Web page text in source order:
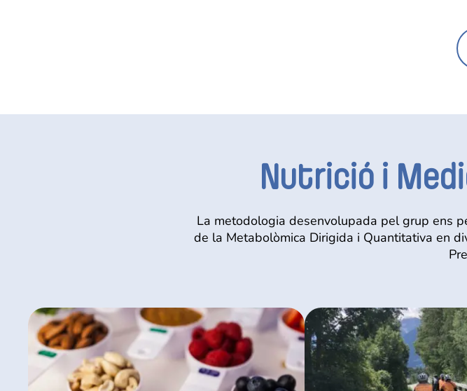
Nutrició i
La metodologia desenvolupada pel grup ens
de la Metabolòmica Dirigida i Quantitativa en